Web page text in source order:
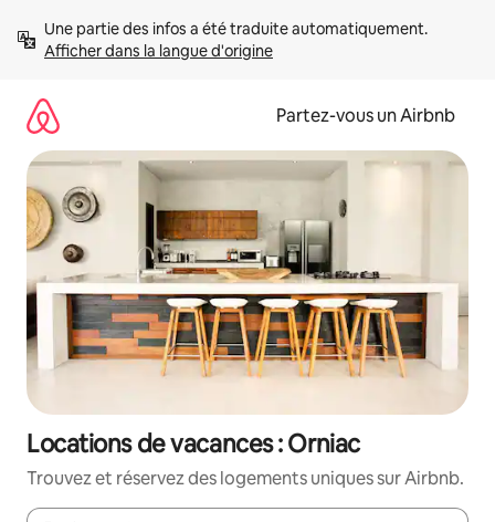
directement
Afficher dans la langue d'origine
Partez-vous un Airbnb
Locations de vacances : Orniac
Trouvez et réservez des logements uniques sur Airbnb.